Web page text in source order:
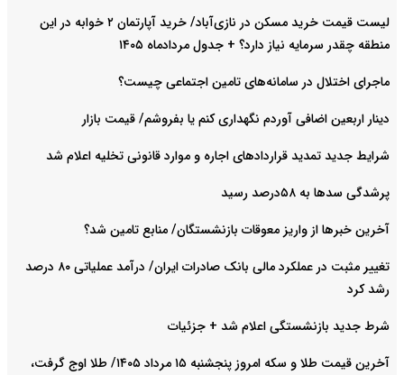
لیست قیمت خرید مسکن در نازی‌آباد/ خرید آپارتمان ۲ خوابه در این
منطقه چقدر سرمایه نیاز دارد؟ + جدول مردادماه ۱۴۰۵
ماجرای اختلال در سامانه‌های تامین اجتماعی چیست؟
دینار اربعین اضافی آوردم نگهداری کنم یا بفروشم/ قیمت بازار
شرایط جدید تمدید قراردادهای اجاره و موارد قانونی تخلیه اعلام شد
پرشدگی سدها به ۵۸درصد رسید
آخرین خبرها از واریز معوقات بازنشستگان/ منابع تامین شد؟
تغییر مثبت در عملکرد مالی بانک صادرات ایران/ درآمد عملیاتی ۸۰ درصد
رشد کرد
شرط جدید بازنشستگی اعلام شد + جزئیات
آخرین قیمت طلا و سکه امروز پنجشنبه ۱۵ مرداد ۱۴۰۵/ طلا اوج گرفت،